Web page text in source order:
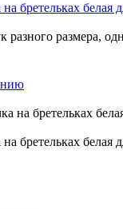
бретельках белая
разного размера,
бретельках белая